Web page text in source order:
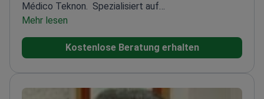
Médico Teknon. Spezialisiert auf
Bauchspeicheldrüsen-, Leber- und seltene
VerdauungskrebserkrankungenFellowship-Ausbildung
in endokriner Onkologie am Universitätskrankenhaus
seltene Tumoren (Orphan Tumors)Aktives Mitglied
von ESMO, ASCO und anderen führenden
Mehr lesen
Kostenlose Beratung erhalten